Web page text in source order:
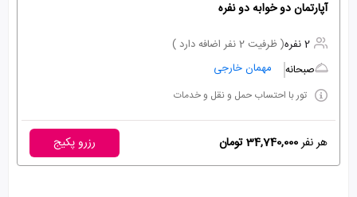
آپارتمان دو خوابه دو نفره
2 نفره
( ظرفیت 2 نفر اضافه دارد )
صبحانه
مهمان خارجی
تور با احتساب حمل و نقل و خدمات
هر نفر34,740,000 تومان رزرو پکیج